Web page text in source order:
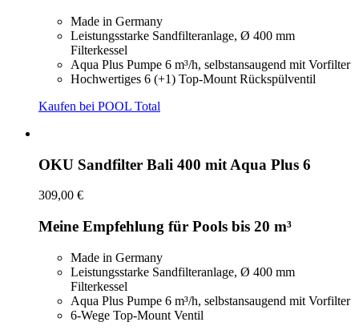
Made in Germany
Leistungsstarke Sandfilteranlage, Ø 400 mm
Filterkessel
Aqua Plus Pumpe 6 m³/h, selbstansaugend mit Vorfilter
Hochwertiges 6 (+1) Top-Mount Rückspülventil
Kaufen bei POOL Total
OKU Sandfilter Bali 400 mit Aqua Plus 6
309,00 €
Meine Empfehlung für Pools bis 20 m³
Made in Germany
Leistungsstarke Sandfilteranlage, Ø 400 mm
Filterkessel
Aqua Plus Pumpe 6 m³/h, selbstansaugend mit Vorfilter
6-Wege Top-Mount Ventil